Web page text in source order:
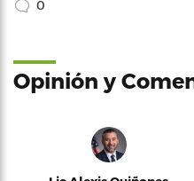
0
Opinión y